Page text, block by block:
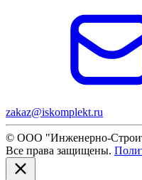
zakaz@iskomplekt.ru
© ООО "Инженерно-
Все права защищены.